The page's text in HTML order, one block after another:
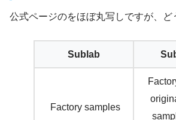
公式ページのをほぼ丸写しですが、ど
Sublab
Factory samples